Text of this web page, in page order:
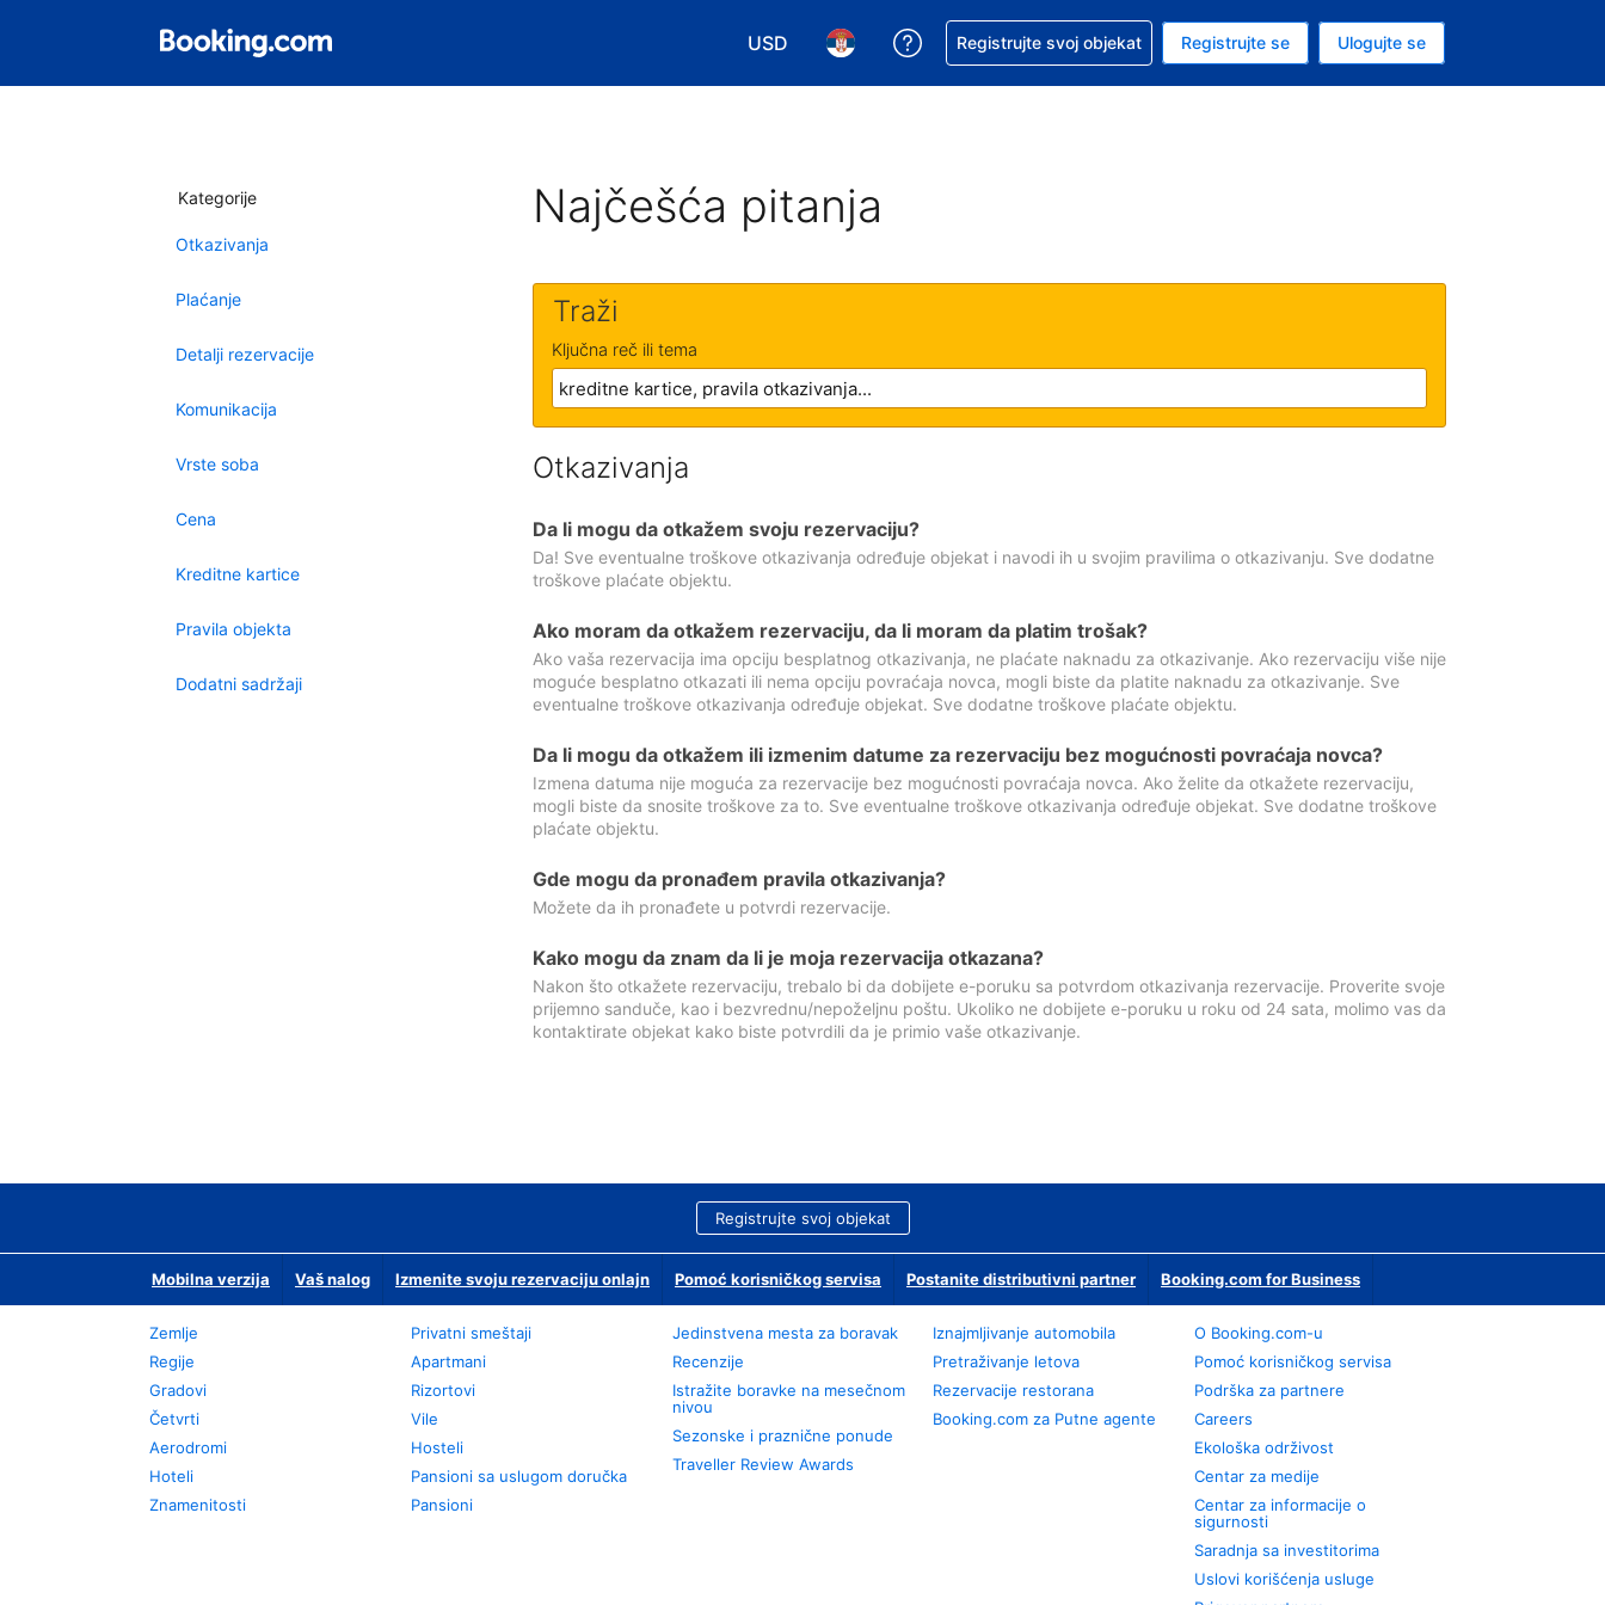
USD
Izaberite valutu. Vaša trenutna valuta je američki dolar
Izaberite jezik. Vaš trenutni jezik je Srpskom
Zatražite pomoć u vezi sa rezervacijom
Registrujte svoj objekat Registrujte se Ulogujte se
Kategorije
Otkazivanja
Plaćanje
Detalji rezervacije
Komunikacija
Vrste soba
Cena
Kreditne kartice
Pravila objekta
Dodatni sadržaji
Najčešća pitanja
Traži
Ključna reč ili tema
Otkazivanja
Da li mogu da otkažem svoju rezervaciju?
Da! Sve eventualne troškove otkazivanja određuje objekat i navodi ih u svojim pravilima o otkazivanju. Sve dodatne
troškove plaćate objektu.
Ako moram da otkažem rezervaciju, da li moram da platim trošak?
Ako vaša rezervacija ima opciju besplatnog otkazivanja, ne plaćate naknadu za otkazivanje. Ako rezervaciju više nije
moguće besplatno otkazati ili nema opciju povraćaja novca, mogli biste da platite naknadu za otkazivanje. Sve
eventualne troškove otkazivanja određuje objekat. Sve dodatne troškove plaćate objektu.
Da li mogu da otkažem ili izmenim datume za rezervaciju bez mogućnosti povraćaja novca?
Izmena datuma nije moguća za rezervacije bez mogućnosti povraćaja novca. Ako želite da otkažete rezervaciju,
mogli biste da snosite troškove za to. Sve eventualne troškove otkazivanja određuje objekat. Sve dodatne troškove
plaćate objektu.
Gde mogu da pronađem pravila otkazivanja?
Možete da ih pronađete u potvrdi rezervacije.
Kako mogu da znam da li je moja rezervacija otkazana?
Nakon što otkažete rezervaciju, trebalo bi da dobijete e-poruku sa potvrdom otkazivanja rezervacije. Proverite svoje
prijemno sanduče, kao i bezvrednu/nepoželjnu poštu. Ukoliko ne dobijete e-poruku u roku od 24 sata, molimo vas da
kontaktirate objekat kako biste potvrdili da je primio vaše otkazivanje.
Registrujte svoj objekat
Mobilna verzija Vaš nalog Izmenite svoju rezervaciju onlajn Pomoć korisničkog servisa Postanite distributivni partner Booking.com for Business
Zemlje
Regije
Gradovi
Četvrti
Aerodromi
Hoteli
Znamenitosti
Privatni smeštaji
Apartmani
Rizortovi
Vile
Hosteli
Pansioni sa uslugom doručka
Pansioni
Jedinstvena mesta za boravak
Recenzije
Istražite boravke na mesečnom
nivou
Sezonske i praznične ponude
Traveller Review Awards
Iznajmljivanje automobila
Pretraživanje letova
Rezervacije restorana
Booking.com za Putne agente
О Booking.com-u
Pomoć korisničkog servisa
Podrška za partnere
Careers
Ekološka održivost
Centar za medije
Centar za informacije o
sigurnosti
Saradnja sa investitorima
Uslovi korišćenja usluge